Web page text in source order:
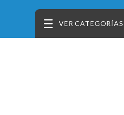
VER CATEGORÍAS